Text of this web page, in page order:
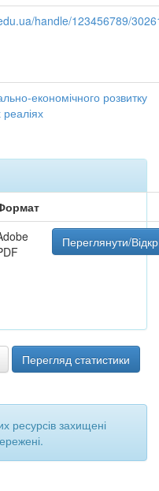
handle/123456789/
економічного розвитку
Переглянути/
Перегляд статистики
ресурсів захищені